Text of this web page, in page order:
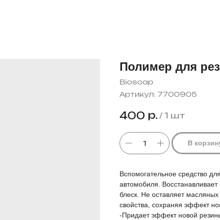
Полимер для
Biosoap
Артикул: 7700905
400 р. / 1 шт
В
Вспомогательное средство
автомобиля.
блеск. Не оставляет
свойства, сохраняя эффект
-Придает эффект новой